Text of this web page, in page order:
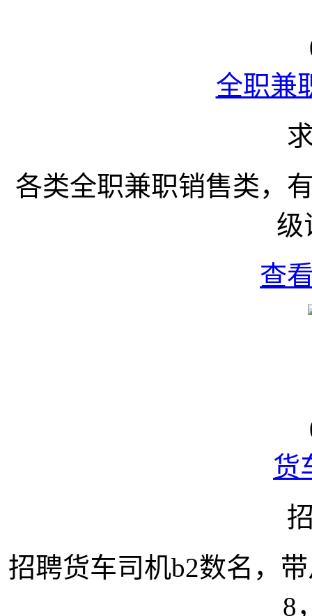
全职兼
各类全职兼职销售类，
级
查
货
招聘货车司机b2数名，
8